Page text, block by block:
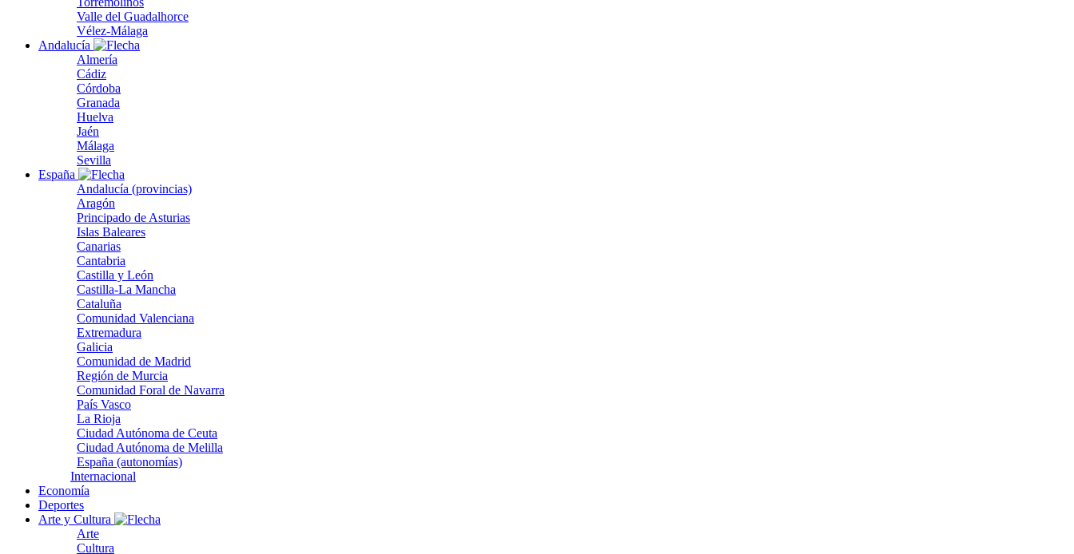
Valle del Guadalhorce
Vélez-Málaga
Andalucía
Almería
Cádiz
Córdoba
Granada
Huelva
Jaén
Málaga
Sevilla
España
Andalucía (provincias)
Aragón
Principado de Asturias
Islas Baleares
Canarias
Cantabria
Castilla y León
Castilla-La Mancha
Cataluña
Comunidad Valenciana
Extremadura
Galicia
Comunidad de Madrid
Región de Murcia
Comunidad Foral de Navarra
País Vasco
La Rioja
Ciudad Autónoma de Ceuta
Ciudad Autónoma de Melilla
España (autonomías)
Internacional
Economía
Deportes
Arte y Cultura
Arte
Cultura